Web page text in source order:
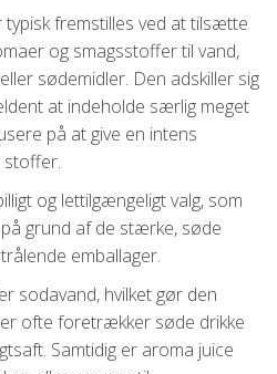
fremstilles ved at tilsætte
og smagsstoffer til vand,
sødemidler. Den adskiller sig
at indeholde særlig meget
på at give en intens
stoffer.
og lettilgængeligt valg, som
grund af de stærke, søde
emballager.
sodavand, hvilket gør den
ofte foretrækker søde drikke
Samtidig er aroma juice